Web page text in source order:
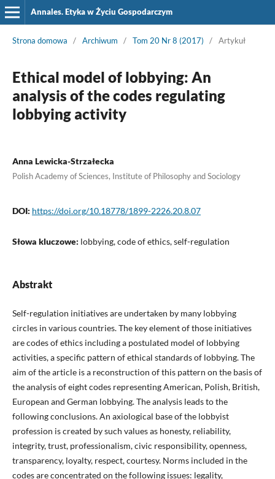
Annales. Etyka w Życiu Gospodarczym
Strona domowa / Archiwum / Tom 20 Nr 8 (2017) / Artykuł
Ethical model of lobbying: An
analysis of the codes regulating
lobbying activity
Anna Lewicka-Strzałecka
Polish Academy of Sciences, Institute of Philosophy and Sociology
DOI: https://doi.org/10.18778/1899-2226.20.8.07
Słowa kluczowe: lobbying, code of ethics, self-regulation
Abstrakt
Self-regulation initiatives are undertaken by many lobbying
circles in various countries. The key element of those initiatives
are codes of ethics including a postulated model of lobbying
activities, a specific pattern of ethical standards of lobbying. The
aim of the article is a reconstruction of this pattern on the basis of
the analysis of eight codes representing American, Polish, British,
European and German lobbying. The analysis leads to the
following conclusions. An axiological base of the lobbyist
profession is created by such values as honesty, reliability,
integrity, trust, professionalism, civic responsibility, openness,
transparency, loyalty, respect, courtesy. Norms included in the
codes are concentrated on the following issues: legality,